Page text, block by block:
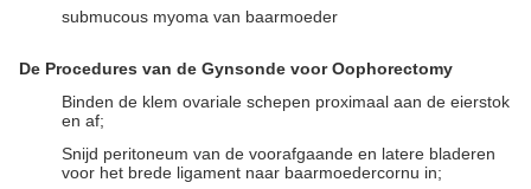
submucous myoma van baarmoeder
De Procedures van de Gynsonde voor Oophorectomy
Binden de klem ovariale schepen proximaal aan de eierstok
en af;
Snijd peritoneum van de voorafgaande en latere bladeren
voor het brede ligament naar baarmoedercornu in;